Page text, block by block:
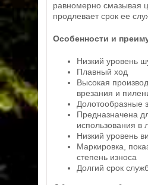
равномерно смазывая
продлевает срок ее
Особенности и
Низкий уровень
Плавный ход
Высокая
врезания и
Долотообразные
Предназначена
использования в
Низкий уровень
Маркировка,
степень износа
Долгий срок